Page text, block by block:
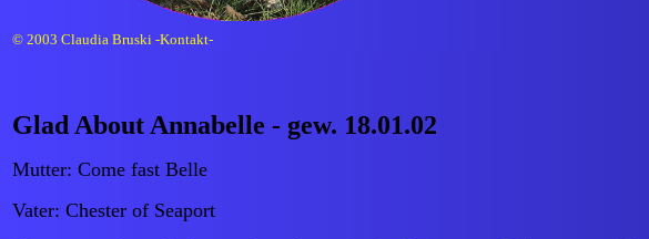
© 2003 Claudia Bruski -Kontakt-
Glad About Annabelle - gew. 18.01.02
Mutter: Come fast Belle
Vater: Chester of Seaport